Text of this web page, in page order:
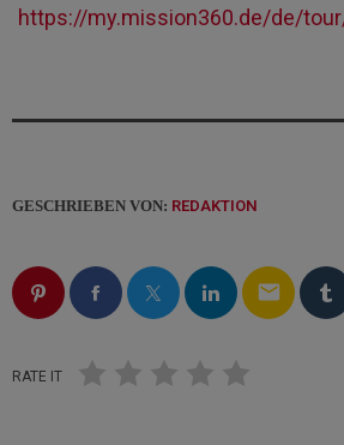
https://my.mission360.de/de/
GESCHRIEBEN VON: REDAKTION
email
RATE IT